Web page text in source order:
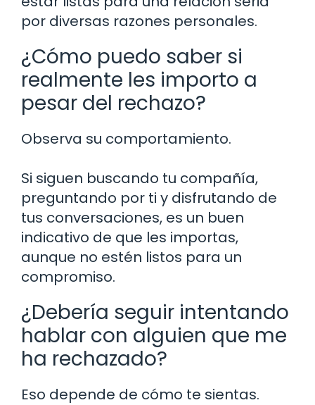
por diversas razones personales.
¿Cómo puedo saber si
realmente les importo a
pesar del rechazo?
Observa su comportamiento.
Si siguen buscando tu compañía,
preguntando por ti y disfrutando de
tus conversaciones, es un buen
indicativo de que les importas,
aunque no estén listos para un
compromiso.
¿Debería seguir intentando
hablar con alguien que me
ha rechazado?
Eso depende de cómo te sientas.